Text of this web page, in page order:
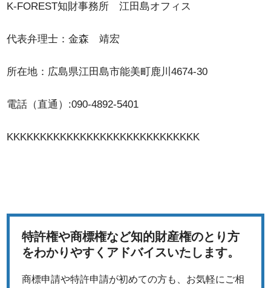
K-FOREST知財事務所 江田島オフィス
代表弁理士：金森 靖宏
所在地：広島県江田島市能美町鹿川4674-30
電話（直通）:090-4892-5401
特許権や商標権など知的財産権のとり方
をわかりやすくアドバイスいたします。
商標申請や特許申請が初めての方も、お気軽にご相